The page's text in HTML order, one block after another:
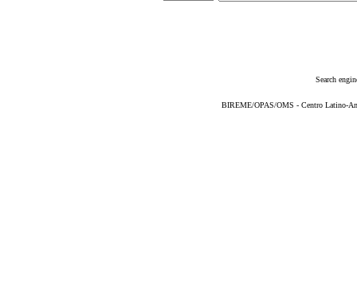
Search
BIREME/OPAS/OMS - Centro Latino-